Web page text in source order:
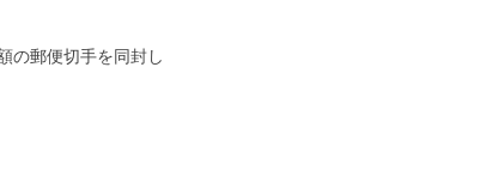
の郵便切手を同封し